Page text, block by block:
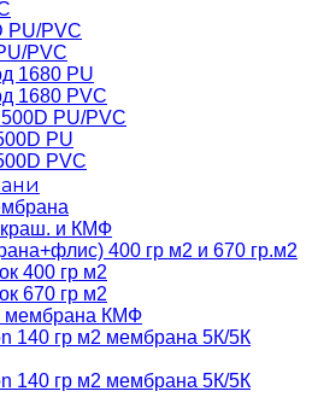
PU/PVC
PVC
1680 PU
1680 PVC
PU/PVC
PU
PVC
краш. и КМФ
400 гр м2 и 670 гр.м2
400 гр м2
670 гр м2
мембрана КМФ
140 гр м2 мембрана 5К/5К
140 гр м2 мембрана 5К/5К